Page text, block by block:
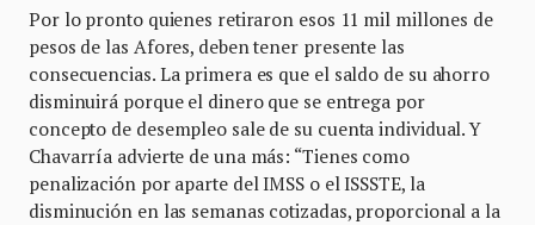
Por lo pronto quienes retiraron esos 11 mil millones de
pesos de las Afores, deben tener presente las
consecuencias. La primera es que el saldo de su ahorro
disminuirá porque el dinero que se entrega por
concepto de desempleo sale de su cuenta individual. Y
Chavarría advierte de una más: “Tienes como
penalización por aparte del IMSS o el ISSSTE, la
disminución en las semanas cotizadas, proporcional a la